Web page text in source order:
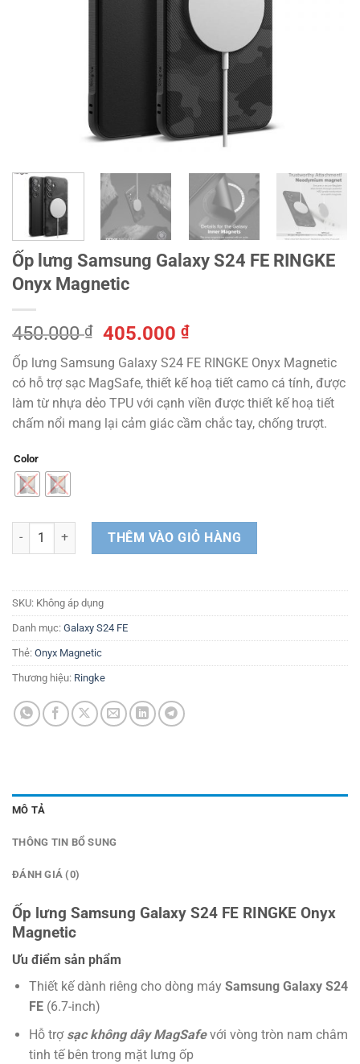
Ốp lưng Samsung Galaxy S24 FE RINGKE
Onyx Magnetic
450.000₫
Giá
gốc
là:
450.000 ₫.
405.000₫Giá
hiện
tại
là:
405.000 ₫.
Ốp lưng Samsung Galaxy S24 FE RINGKE Onyx Magnetic
có hỗ trợ sạc MagSafe, thiết kế hoạ tiết camo cá tính, được
làm từ nhựa dẻo TPU với cạnh viền được thiết kế hoạ tiết
chấm nổi mang lại cảm giác cầm chắc tay, chống trượt.
Color
Ốp lưng Samsung Galaxy S24 FE RINGKE Onyx Magnetic số lượng
THÊM VÀO GIỎ HÀNG
SKU: Không áp dụng
Danh mục: Galaxy S24 FE
Thẻ: Onyx Magnetic
Thương hiệu: Ringke
MÔ TẢ
THÔNG TIN BỔ SUNG
ĐÁNH GIÁ (0)
Ốp lưng Samsung Galaxy S24 FE RINGKE Onyx
Magnetic
Ưu điểm sản phẩm
Thiết kế dành riêng cho dòng máy Samsung Galaxy S24
FE(6.7-inch)
Hỗ trợ sạc không dây MagSafevới vòng tròn nam châm
tinh tế bên trong mặt lưng ốp